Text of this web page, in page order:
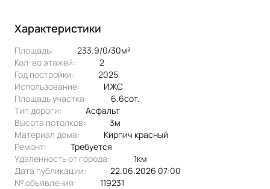
Характеристики
Площадь:
233.9/0/30м²
Кол-во этажей:
2
Год постройки:
2025
Использование:
ИЖС
Площадь участка:
6.6сот.
Тип дороги:
асфальт
Высота потолков:
3м
Материал дома:
кирпич красный
Ремонт:
Требуется
Удаленность от города:
1км
Дата публикации:
22.06.2026 07:00
№ объявления:
119231